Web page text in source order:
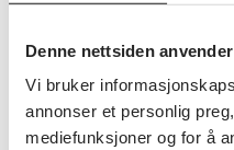
Denne nettsiden
Vi bruker
annonser et personlig
mediefunksjoner og for å
Infobrev 02-
INNHALD: Tilskot til lokallag Innkalling til årsmøte
2026 Delegatar til